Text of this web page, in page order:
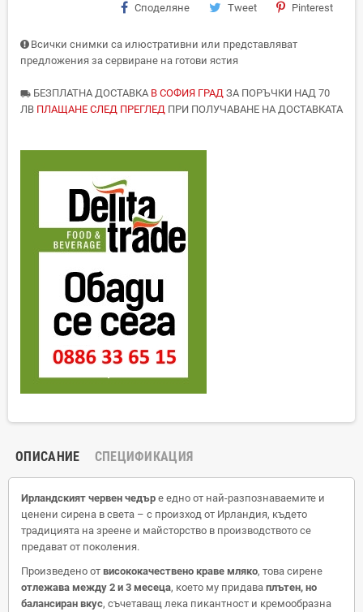
Споделяне Tweet Pinterest
Всички снимки са илюстративни или представляват
предложения за сервиране на готови ястия
local_shipping БЕЗПЛАТНА ДОСТАВКА В СОФИЯ ГРАД ЗА ПОРЪЧКИ НАД 70
ЛВ ПЛАЩАНЕ СЛЕД ПРЕГЛЕД ПРИ ПОЛУЧАВАНЕ НА ДОСТАВКАТА
ОПИСАНИЕ СПЕЦИФИКАЦИЯ
Ирландският червен чедър е едно от най-разпознаваемите и
ценени сирена в света – с произход от Ирландия, където
традицията на зреене и майсторство в производството се
предават от поколения.
Произведено от висококачествено краве мляко, това сирене
отлежава между 2 и 3 месеца, което му придава плътен, но
балансиран вкус, съчетаващ лека пикантност и кремообразна